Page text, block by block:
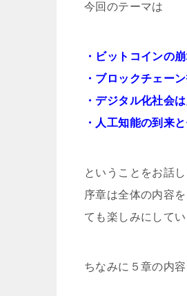
今回のテーマは
・ビットコインの
・ブロックチェー
・デジタル化社会
・人工知能の到来
ということをお話し
序章は全体の内容
ても楽しみにしてい
ちなみに５章の内